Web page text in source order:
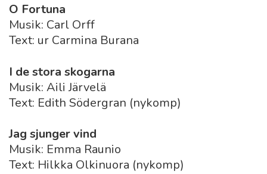
O Fortuna
Musik: Carl Orff
Text: ur Carmina Burana
I de stora skogarna
Musik: Aili Järvelä
Text: Edith Södergran (nykomp)
Jag sjunger vind
Musik: Emma Raunio
Text: Hilkka Olkinuora (nykomp)